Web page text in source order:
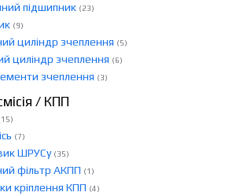
підшипник (23)
(9)
циліндр зчеплення (5)
циліндр зчеплення (6)
зчеплення (3)
/ КПП
(7)
ШРУСу (35)
фільтр АКПП (1)
кріплення КПП (4)